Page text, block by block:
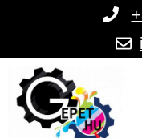
tartalomba